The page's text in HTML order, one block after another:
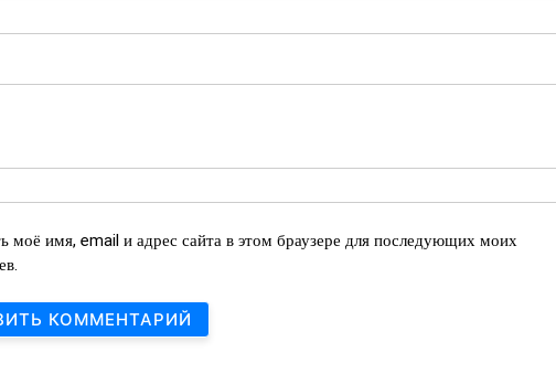
моё имя, email и адрес сайта в этом браузере для последующих моих